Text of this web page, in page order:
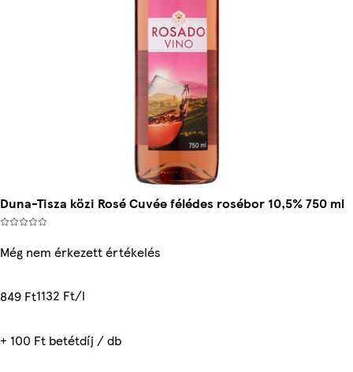
Duna-Tisza közi Rosé Cuvée félédes rosébor 10,5% 750 ml
Még nem érkezett értékelés
849 Ft1132 Ft/l
+ 100 Ft betétdíj / db